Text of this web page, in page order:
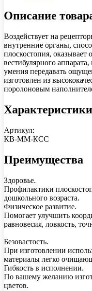
Описание
Воздействует на
внутренние органы,
плоскостопия, оказывает
вестибулярного
умения передавать
изготовлен из
поролоновым
Характеристики
Артикул:
КВ-ММ-КСС
Преимущества
Здоровье.
Профилактики
дошкольного возраста.
Физическое развитие.
Помогает улучшить
равновесия, ловкость,
Безовастость.
При изготовлении
материалы легко
Гибкость в исполнении.
По вашему желанию
цветов.